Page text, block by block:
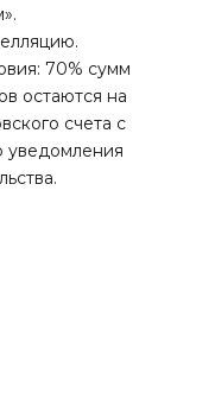
70% сумм
остаются на
счета с
уведомления